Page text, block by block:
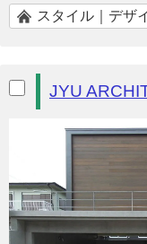
スタイル｜デザ
JYU